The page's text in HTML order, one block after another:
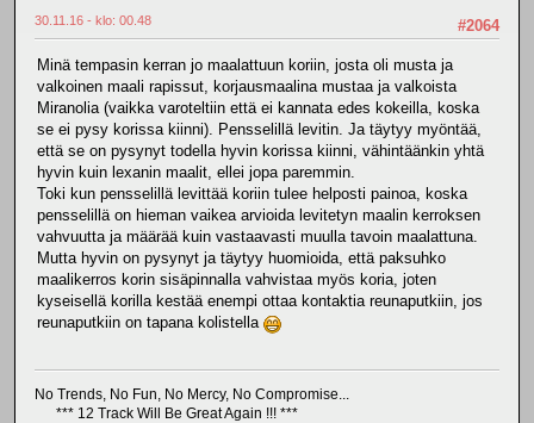
#2064
30.11.16 - klo: 00.48
Minä tempasin kerran jo maalattuun koriin, josta oli musta ja
valkoinen maali rapissut, korjausmaalina mustaa ja valkoista
Miranolia (vaikka varoteltiin että ei kannata edes kokeilla, koska
se ei pysy korissa kiinni). Pensselillä levitin. Ja täytyy myöntää,
että se on pysynyt todella hyvin korissa kiinni, vähintäänkin yhtä
hyvin kuin lexanin maalit, ellei jopa paremmin.
Toki kun pensselillä levittää koriin tulee helposti painoa, koska
pensselillä on hieman vaikea arvioida levitetyn maalin kerroksen
vahvuutta ja määrää kuin vastaavasti muulla tavoin maalattuna.
Mutta hyvin on pysynyt ja täytyy huomioida, että paksuhko
maalikerros korin sisäpinnalla vahvistaa myös koria, joten
kyseisellä korilla kestää enempi ottaa kontaktia reunaputkiin, jos
reunaputkiin on tapana kolistella
No Trends, No Fun, No Mercy, No Compromise...
*** 12 Track Will Be Great Again !!! ***